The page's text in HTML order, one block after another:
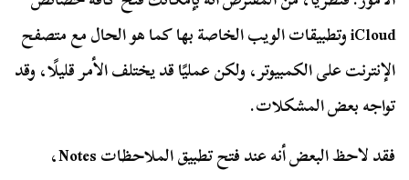
iCloud وتطبيقات الويب الخاصة بها كما هو الحال مع متصفح
الإنترنت على الكمبيوتر، ولكن عمليًا قد يختلف الأمر قليلًا، وقد
تواجه بعض المشكلات.
فقد لاحظ البعض أنه عند فتح تطبيق الملاحظات Notes،